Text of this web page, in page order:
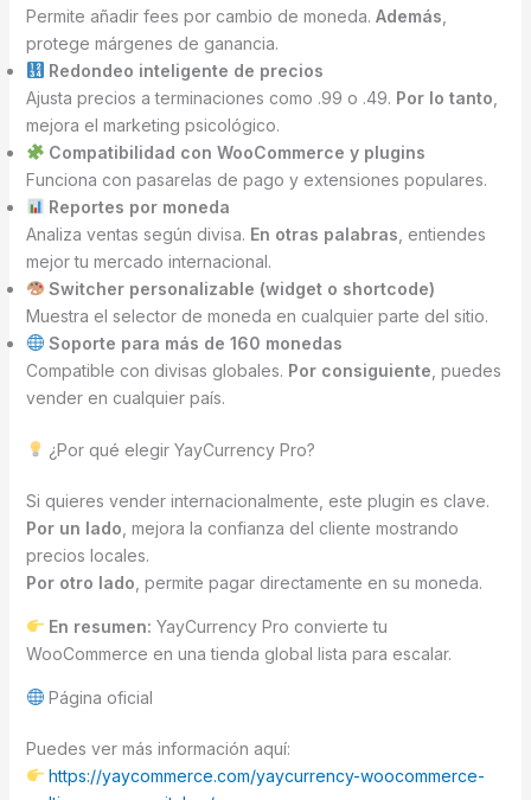
Permite añadir fees por cambio de moneda. Además
protege márgenes de ganancia.
Redondeo inteligente de precios
Ajusta precios a terminaciones como .99 o .49. Por lo tanto
mejora el marketing psicológico.
Compatibilidad con WooCommerce y plugins
Funciona con pasarelas de pago y extensiones populares.
Reportes por moneda
Analiza ventas según divisa. En otras palabras , entiendes
mejor tu mercado internacional.
Switcher personalizable (widget o shortcode)
Muestra el selector de moneda en cualquier parte del sitio.
Soporte para más de 160 monedas
Compatible con divisas globales. Por consiguiente , puedes
vender en cualquier país.
¿Por qué elegir YayCurrency Pro?
Si quieres vender internacionalmente, este plugin es clave.
Por un lado , mejora la confianza del cliente mostrando
precios locales.
Por otro lado , permite pagar directamente en su moneda.
En resumen: YayCurrency Pro convierte tu
WooCommerce en una tienda global lista para escalar.
Página oficial
Puedes ver más información aquí:
https://yaycommerce.com/yaycurrency-woocommerce-